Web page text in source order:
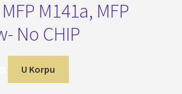
M141a, MFP
No CHIP
U Korpu